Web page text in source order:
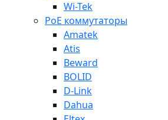
Wi-Tek
PoE коммутаторы
Amatek
Atis
Beward
BOLID
D-Link
Dahua